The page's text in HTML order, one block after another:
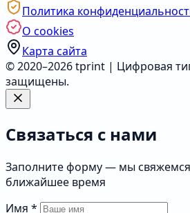
Политика
О cookies
Карта сайта
© 2020–2026 tprint | Цифровая
защищены.
Связаться с нами
Заполните форму — мы
ближайшее время
Имя *